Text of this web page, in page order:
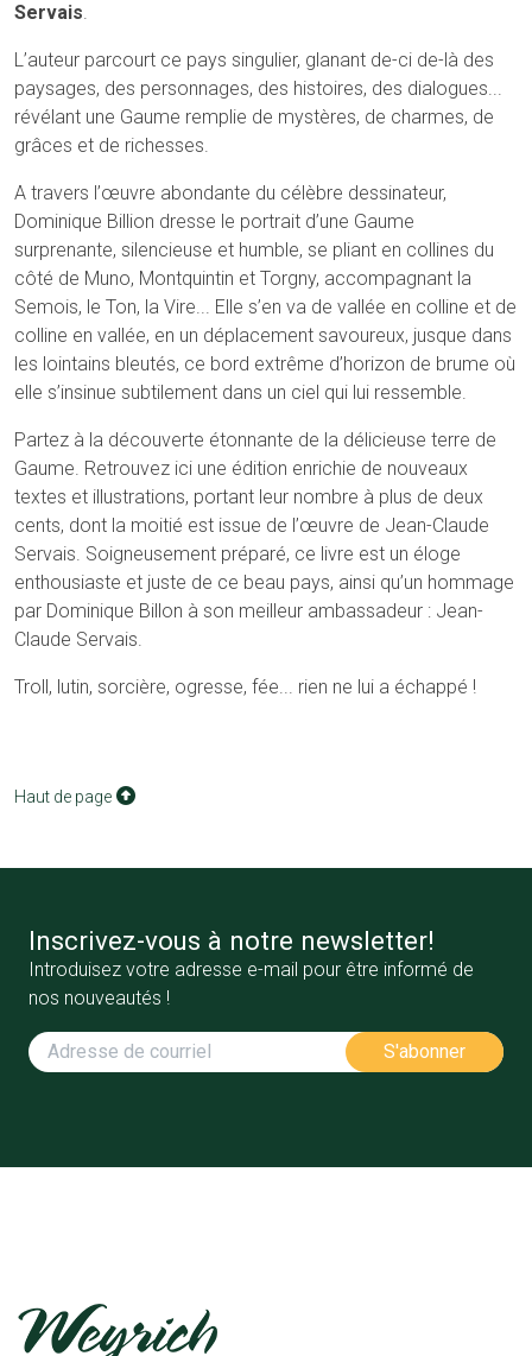
Servais.
L’auteur parcourt ce pays singulier, glanant de-ci de-là des
paysages, des personnages, des histoires, des dialogues...
révélant une Gaume remplie de mystères, de charmes, de
grâces et de richesses.
A travers l’œuvre abondante du célèbre dessinateur,
Dominique Billion dresse le portrait d’une Gaume
surprenante, silencieuse et humble, se pliant en collines du
côté de Muno, Montquintin et Torgny, accompagnant la
Semois, le Ton, la Vire... Elle s’en va de vallée en colline et de
colline en vallée, en un déplacement savoureux, jusque dans
les lointains bleutés, ce bord extrême d’horizon de brume où
elle s’insinue subtilement dans un ciel qui lui ressemble.
Partez à la découverte étonnante de la délicieuse terre de
Gaume. Retrouvez ici une édition enrichie de nouveaux
textes et illustrations, portant leur nombre à plus de deux
cents, dont la moitié est issue de l’œuvre de Jean-Claude
Servais. Soigneusement préparé, ce livre est un éloge
enthousiaste et juste de ce beau pays, ainsi qu’un hommage
par Dominique Billon à son meilleur ambassadeur : Jean-
Claude Servais.
Troll, lutin, sorcière, ogresse, fée... rien ne lui a échappé !
Haut de page
Inscrivez-vous à notre newsletter!
Introduisez votre adresse e-mail pour être informé de
nos nouveautés !